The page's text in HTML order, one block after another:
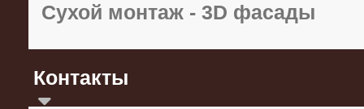
Сухой монтаж - 3D фасады
Контакты